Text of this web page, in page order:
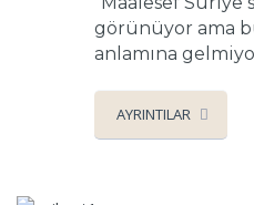
görünüyor ama
anlamına
AYRINTILAR